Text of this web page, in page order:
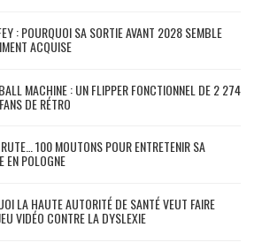
: POURQUOI SA SORTIE AVANT 2028 SEMBLE
ACQUISE
MACHINE : UN FLIPPER FONCTIONNEL DE 2 274
DE RÉTRO
100 MOUTONS POUR ENTRETENIR SA
EN POLOGNE
LA HAUTE AUTORITÉ DE SANTÉ VEUT FAIRE
VIDÉO CONTRE LA DYSLEXIE